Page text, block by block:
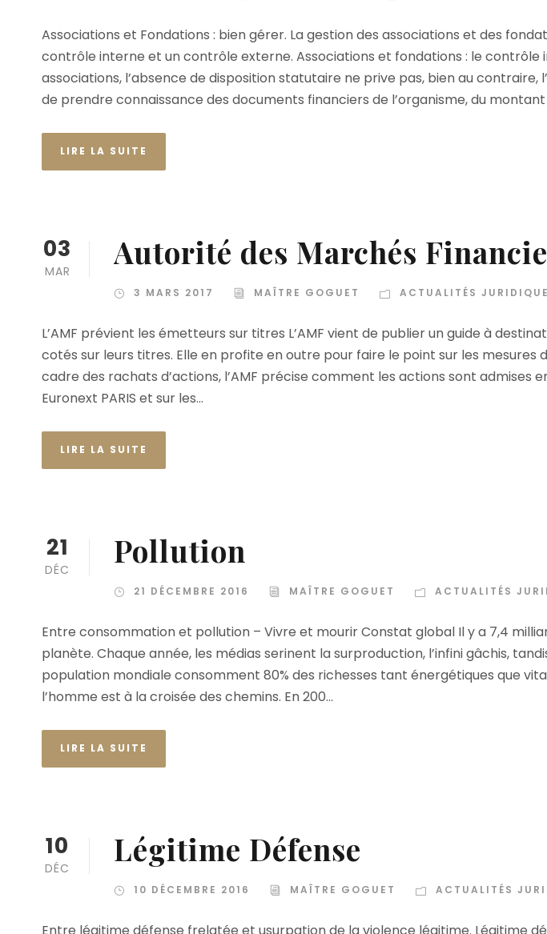
Associations et Fondations : bien gérer. La gestion des associations et des
contrôle interne et un contrôle externe. Associations et fondations : le contrôle
associations, l’absence de disposition statutaire ne prive pas, bien au contraire,
de prendre connaissance des documents financiers de l’organisme, du
LIRE LA SUITE
03
MAR Autorité des Marchés
3 MARS 2017 MAÎTRE GOGUET ACTUALITÉS
L’AMF prévient les émetteurs sur titres L’AMF vient de publier un guide à
cotés sur leurs titres. Elle en profite en outre pour faire le point sur les mesures
cadre des rachats d’actions, l’AMF précise comment les actions sont admises
Euronext PARIS et sur les...
LIRE LA SUITE
21
DÉC Pollution
21 DÉCEMBRE 2016 MAÎTRE GOGUET ACTUALITÉS
Entre consommation et pollution – Vivre et mourir Constat global Il y a 7,4
planète. Chaque année, les médias serinent la surproduction, l’infini gâchis,
population mondiale consomment 80% des richesses tant énergétiques que
l’homme est à la croisée des chemins. En 200...
LIRE LA SUITE
10
DÉC Légitime Défense
10 DÉCEMBRE 2016 MAÎTRE GOGUET ACTUALITÉS